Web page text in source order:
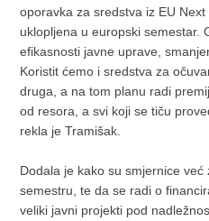
oporavka za sredstva iz EU
uklopljena u europski semestar.
efikasnosti javne uprave,
Koristit ćemo i sredstva za
druga, a na tom planu radi
od resora, a svi koji se tiču
rekla je Tramišak.
Dodala je kako su smjernice
semestru, te da se radi o
veliki javni projekti pod